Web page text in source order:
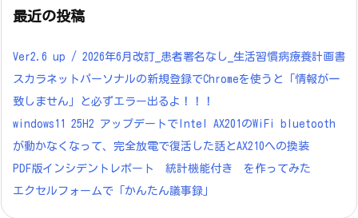
最近の投稿
Ver2.6 up / 2026年6月改訂_患者署名なし_生活習慣病療養計画書
スカラネットパーソナルの新規登録でChromeを使うと「情報が一
致しません」と必ずエラー出るよ！！！
windows11 25H2 アップデートでIntel AX201のWiFi bluetooth
が動かなくなって、完全放電で復活した話とAX210への換装
PDF版インシデントレポート 統計機能付き を作ってみた
エクセルフォームで「かんたん議事録」